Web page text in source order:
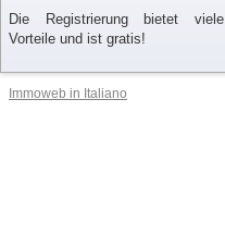
Die Registrierung bietet viele
Vorteile und ist gratis!
Immoweb in Italiano